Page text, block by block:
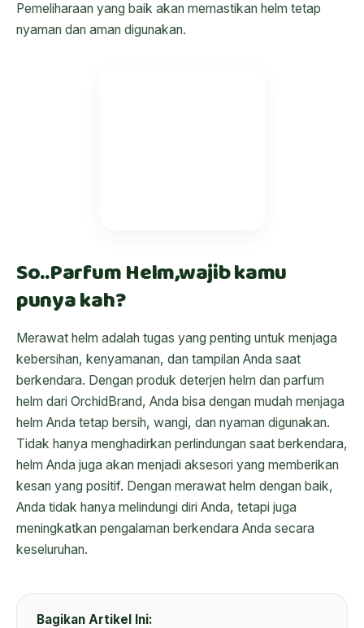
Pemeliharaan yang baik akan memastikan helm tetap
nyaman dan aman digunakan.
So..Parfum Helm,wajib kamu
punya kah?
Merawat helm adalah tugas yang penting untuk menjaga
kebersihan, kenyamanan, dan tampilan Anda saat
berkendara. Dengan produk deterjen helm dan parfum
helm dari OrchidBrand, Anda bisa dengan mudah menjaga
helm Anda tetap bersih, wangi, dan nyaman digunakan.
Tidak hanya menghadirkan perlindungan saat berkendara,
helm Anda juga akan menjadi aksesori yang memberikan
kesan yang positif. Dengan merawat helm dengan baik,
Anda tidak hanya melindungi diri Anda, tetapi juga
meningkatkan pengalaman berkendara Anda secara
keseluruhan.
Bagikan Artikel Ini: